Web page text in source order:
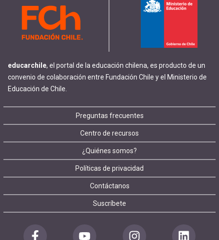
educarchile, el portal de la educación chilena, es producto de un
convenio de colaboración entre Fundación Chile y el Ministerio de
Educación de Chile.
Footer
menu
Preguntas frecuentes
Centro de recursos
¿Quiénes somos?
Políticas de privacidad
Contáctanos
Suscríbete